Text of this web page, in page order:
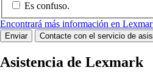
Es confuso.
Encontrará más información en
Enviar Contacte con el servicio de
Asistencia de Lexmark